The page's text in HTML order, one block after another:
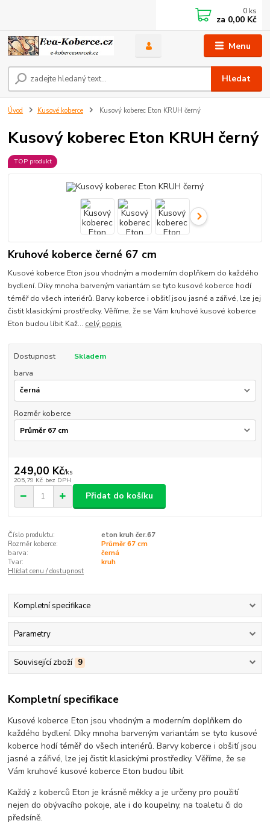
Menu
Hledat
0 ks
za 0,00 Kč
Úvod Kusové koberce Kusový koberec Eton KRUH černý
Kusový koberec Eton KRUH černý
TOP produkt
Kruhové koberce černé 67 cm
Kusové koberce Eton jsou vhodným a moderním doplňkem do každého
bydlení. Díky mnoha barveným variantám se tyto kusové koberce hodí
téměř do všech interiérů. Barvy koberce i obšití jsou jasné a zářivé, lze jej
čistit klasickými prostředky. Věříme, že se Vám kruhové kusové koberce
Eton budou líbit Kaž... celý popis
Dostupnost
Skladem
barva
Rozměr koberce
249,00 Kč/ks
205,79 Kč bez DPH
Přidat do košíku
Číslo produktu:
eton kruh čer.67
Rozměr koberce:
Průměr 67 cm
barva:
černá
Tvar:
kruh
Hlídat cenu / dostupnost
Kompletní specifikace
Parametry
Související zboží 9
Kompletní specifikace
Kusové koberce Eton jsou vhodným a moderním doplňkem do
každého bydlení. Díky mnoha barveným variantám se tyto kusové
koberce hodí téměř do všech interiérů. Barvy koberce i obšití jsou
jasné a zářivé, lze jej čistit klasickými prostředky. Věříme, že se
Vám kruhové kusové koberce Eton budou líbit
Každý z koberců Eton je krásně měkky a je určeny pro použití
nejen do obývacího pokoje, ale i do koupelny, na toaletu či do
předsíně.